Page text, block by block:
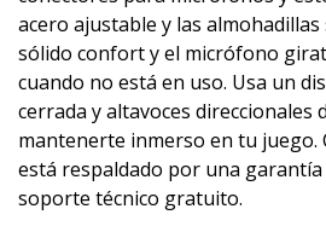
acero ajustable y las
sólido confort y el micrófono
cuando no está en uso. Usa un
cerrada y altavoces direccionales
mantenerte inmerso en tu juego.
está respaldado por una garantía
soporte técnico gratuito.